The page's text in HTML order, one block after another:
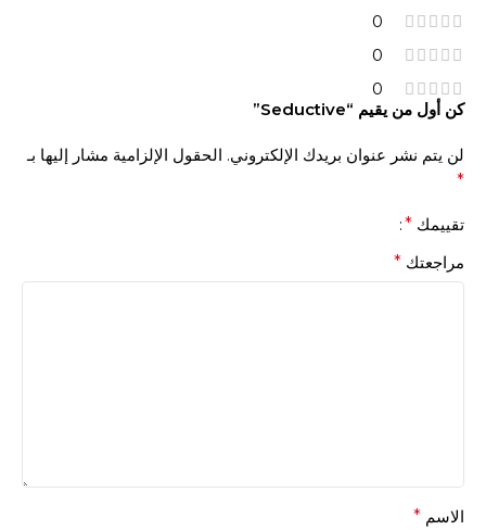
0
0
0
كن أول من يقيم “Seductive”
لن يتم نشر عنوان بريدك الإلكتروني. الحقول الإلزامية مشار إليها بـ
*
تقييمك *
مراجعتك *
الاسم *